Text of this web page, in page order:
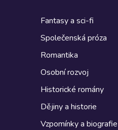
Fantasy a sci-fi
Společenská próza
Romantika
Osobní rozvoj
Historické romány
Dějiny a historie
Vzpomínky a biografie